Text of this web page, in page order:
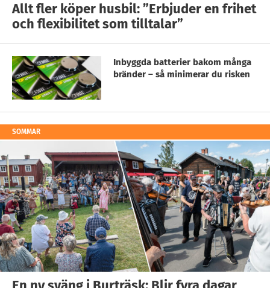
Allt fler köper husbil: ”Erbjuder en frihet
och flexibilitet som tilltalar”
Inbyggda batterier bakom många
bränder – så minimerar du risken
SOMMAR